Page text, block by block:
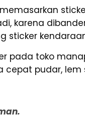
karena
sticker
pada toko
cepat pudar,